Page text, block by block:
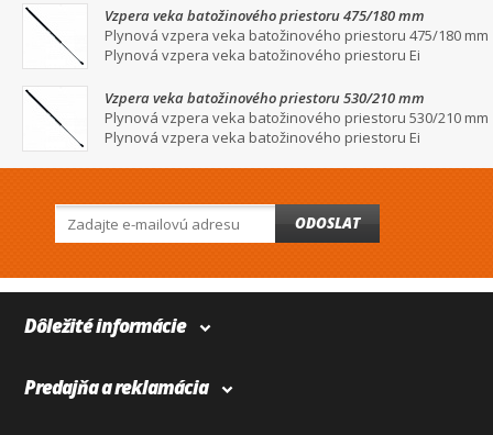
Vzpera veka batožinového priestoru 475/180 mm
Plynová vzpera veka batožinového priestoru 475/180 mm
Plynová vzpera veka batožinového priestoru Ei
Vzpera veka batožinového priestoru 530/210 mm
Plynová vzpera veka batožinového priestoru 530/210 mm
Plynová vzpera veka batožinového priestoru Ei
ODOSLAT
Dôležité informácie
Predajňa a reklamácia